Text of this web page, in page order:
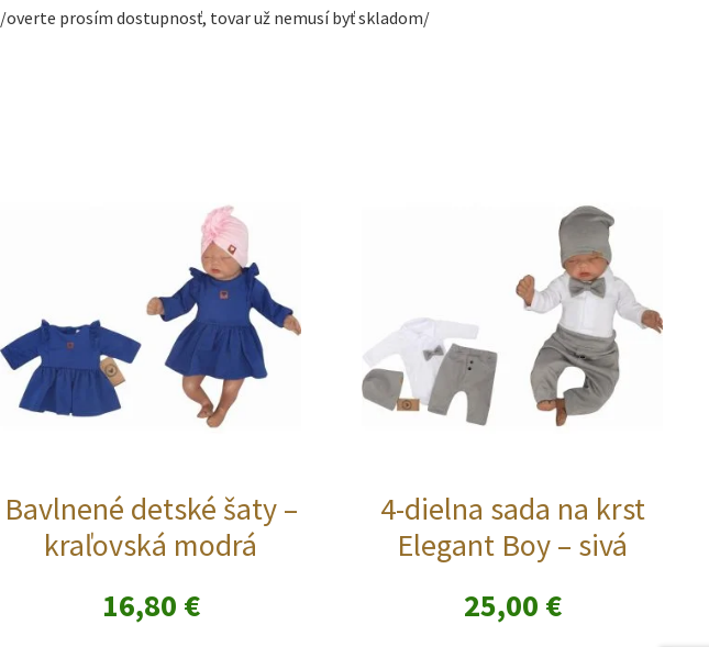
/overte prosím dostupnosť, tovar už nemusí byť skladom/
Bavlnené detské šaty –
kraľovská modrá
16,80 €
4-dielna sada na krst
Elegant Boy – sivá
25,00 €